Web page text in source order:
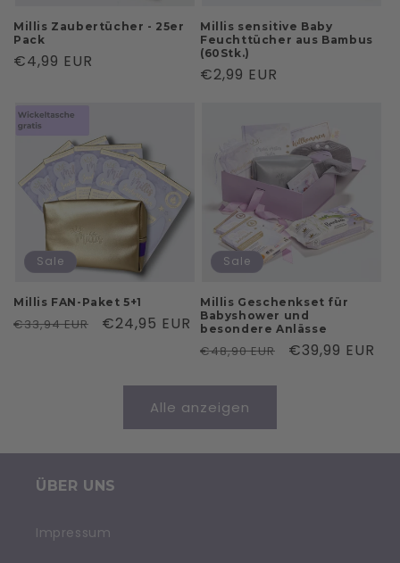
Millis Zaubertücher - 25er
Pack
Normaler
€4,99 EUR
Millis sensitive Baby
Feuchttücher aus Bambus
(60Stk.)
Normaler
€2,99 EUR
Sale
Millis FAN-Paket 5+1
Normaler
€33,94 EUR Verkaufspreis
€24,95 EUR
Sale
Millis Geschenkset für
Babyshower und
besondere Anlässe
Normaler
€48,90 EUR Verkaufspreis
€39,99 EUR
Alle anzeigen
ÜBER UNS
Impressum